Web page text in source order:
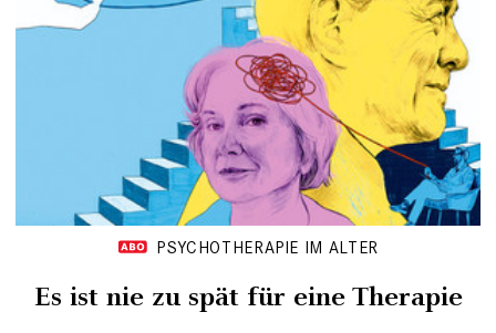
PSYCHOTHERAPIE IM ALTER
Es ist nie zu spät für eine Therapie